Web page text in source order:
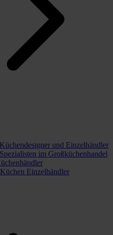
und Einzelhändler
im Großküchenhandel
Einzelhändler